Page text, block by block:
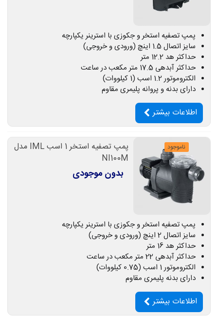
پمپ تصفیه استخر و جکوزی با استرینر یکپارچه
سایز اتصال 1.5 اینچ (ورودی و خروجی)
حداکثر هد 12.2 متر
حداکثر آبدهی 17.5 متر مکعب در ساعت
الکتروموتور 1.2 اسب (1 کیلووات)
دارای بدنه و پروانه پلیمری مقاوم
اطلاعات بیشتر
ناموجود
پمپ تصفیه استخر 1 اسب IML مدل
NI100M
بدون موجودی
پمپ تصفیه استخر و جکوزی با استرینر یکپارچه
سایز اتصال 2 اینچ (ورودی و خروجی)
حداکثر هد 16 متر
حداکثر آبدهی 22 متر مکعب در ساعت
الکتروموتور 1 اسب (0.75 کیلووات)
دارای بدنه پلیمری مقاوم
اطلاعات بیشتر